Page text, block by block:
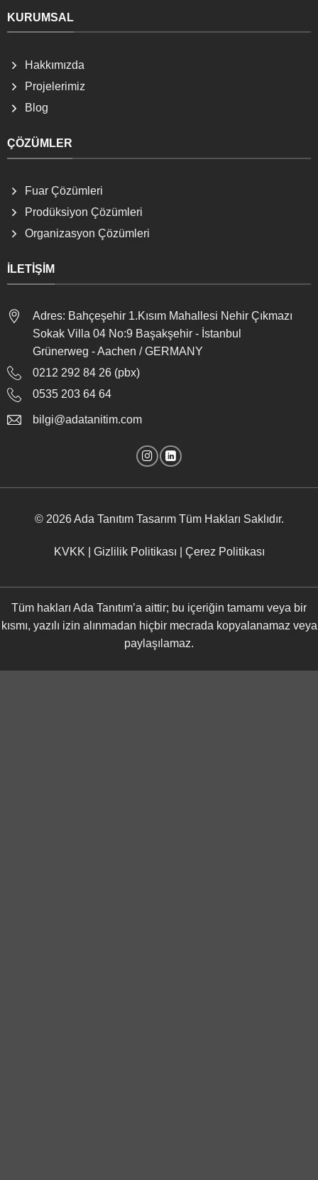
KURUMSAL
Hakkımızda
Projelerimiz
Blog
ÇÖZÜMLER
Fuar Çözümleri
Prodüksiyon Çözümleri
Organizasyon Çözümleri
İLETIŞIM
Adres: Bahçeşehir 1.Kısım Mahallesi Nehir Çıkmazı
Sokak Villa 04 No:9 Başakşehir - İstanbul
Grünerweg - Aachen / GERMANY
0212 292 84 26 (pbx)
0535 203 64 64
bilgi@adatanitim.com
© 2026Ada Tanıtım TasarımTüm Hakları Saklıdır.
KVKK Gizlilik Politikası Çerez Politikası
Tüm hakları Ada Tanıtım’a aittir; bu içeriğin tamamı veya bir
kısmı, yazılı izin alınmadan hiçbir mecrada kopyalanamaz veya
paylaşılamaz.